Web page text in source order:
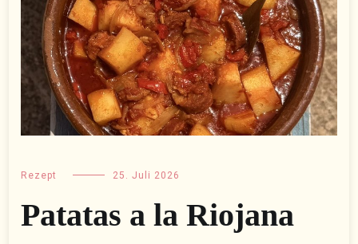
Rezept 25. Juli 2026
Patatas a la Riojana